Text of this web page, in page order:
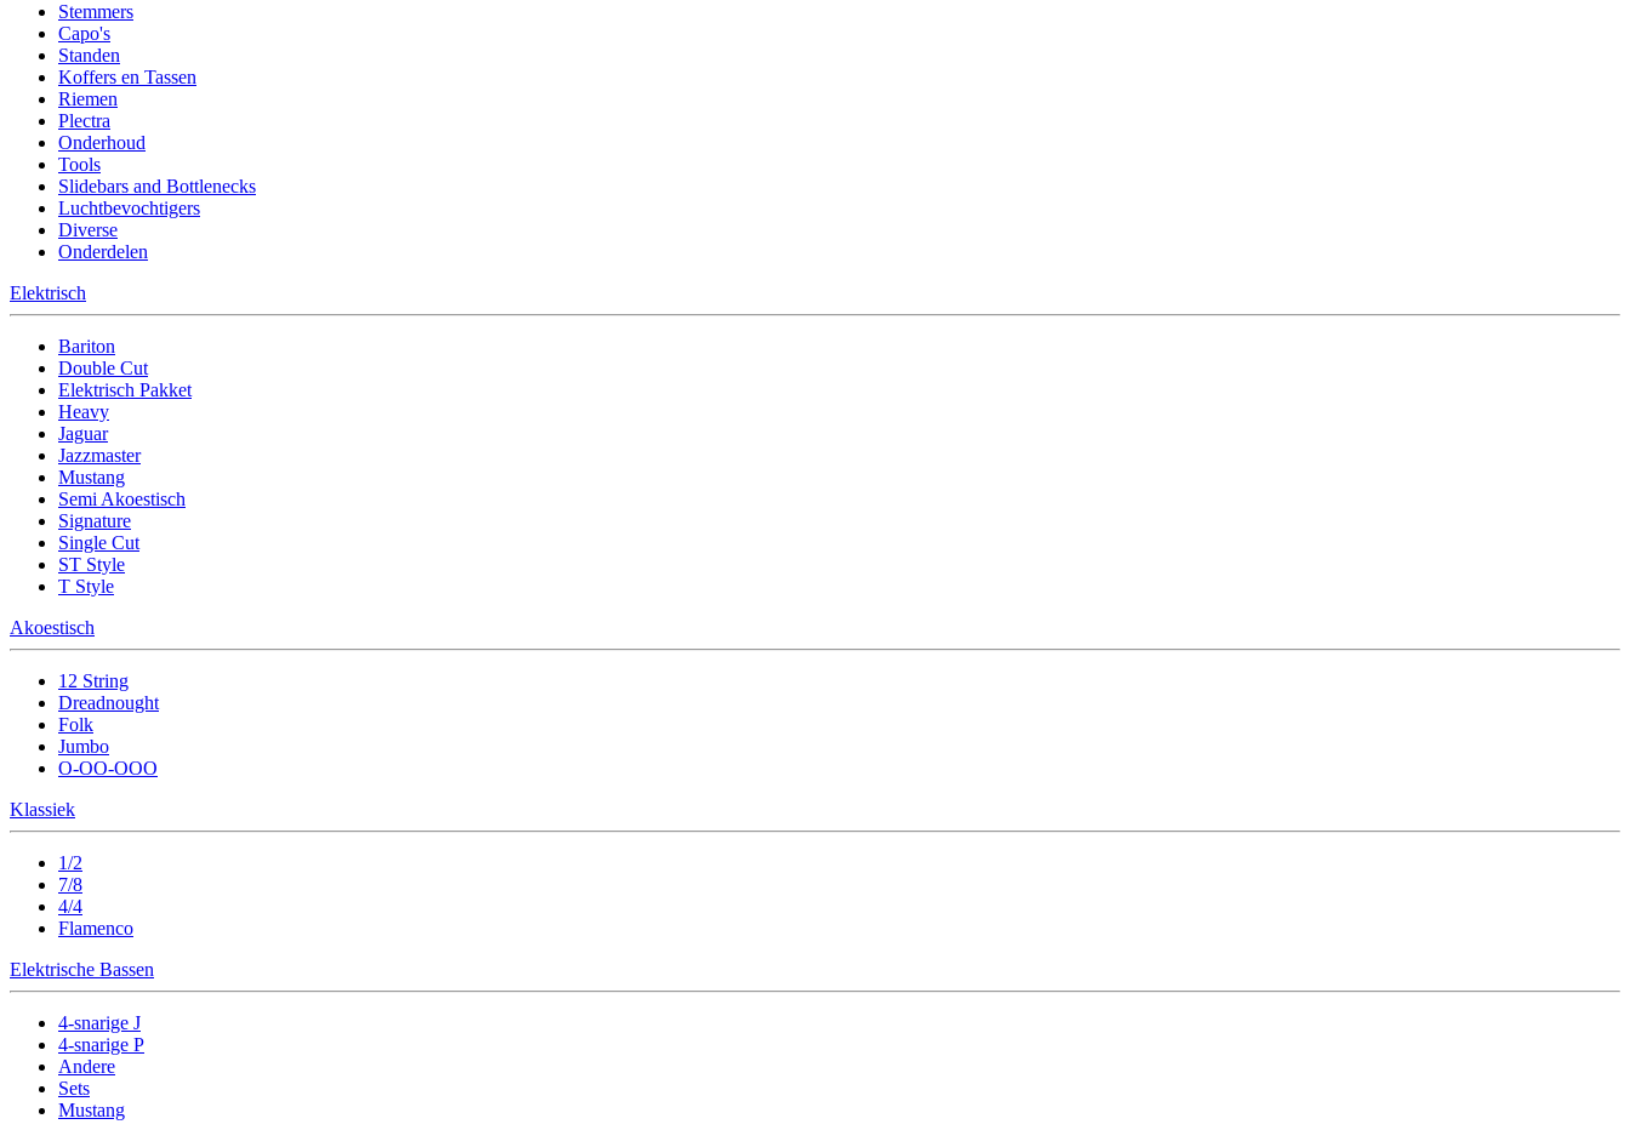
Stemmers
Capo's
Standen
Koffers en Tassen
Riemen
Plectra
Onderhoud
Tools
Slidebars and Bottlenecks
Luchtbevochtigers
Diverse
Onderdelen
Elektrisch
Bariton
Double Cut
Elektrisch Pakket
Heavy
Jaguar
Jazzmaster
Mustang
Semi Akoestisch
Signature
Single Cut
ST Style
T Style
Akoestisch
12 String
Dreadnought
Folk
Jumbo
O-OO-OOO
Klassiek
1/2
7/8
4/4
Flamenco
Elektrische Bassen
4-snarige J
4-snarige P
Andere
Sets
Mustang